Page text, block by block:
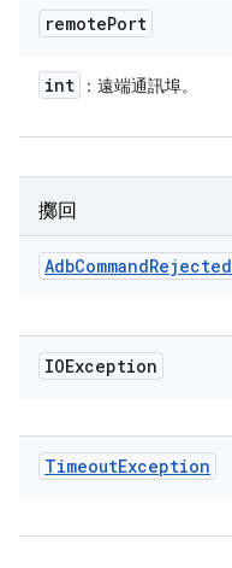
remotePort
int ：遠端通訊埠。
擲回
AdbCommandRejected
IOException
TimeoutException